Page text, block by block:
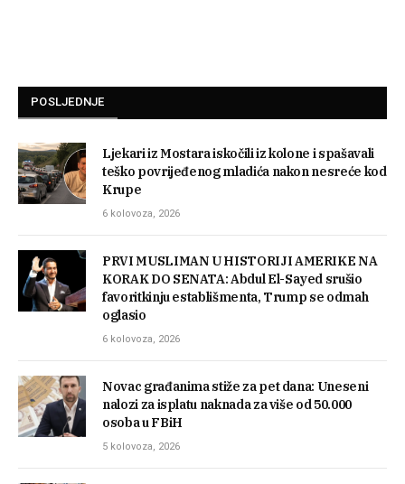
POSLJEDNJE
Ljekari iz Mostara iskočili iz kolone i spašavali
teško povrijeđenog mladića nakon nesreće kod
Krupe
6 kolovoza, 2026
PRVI MUSLIMAN U HISTORIJI AMERIKE NA
KORAK DO SENATA: Abdul El-Sayed srušio
favoritkinju establišmenta, Trump se odmah
oglasio
6 kolovoza, 2026
Novac građanima stiže za pet dana: Uneseni
nalozi za isplatu naknada za više od 50.000
osoba u FBiH
5 kolovoza, 2026